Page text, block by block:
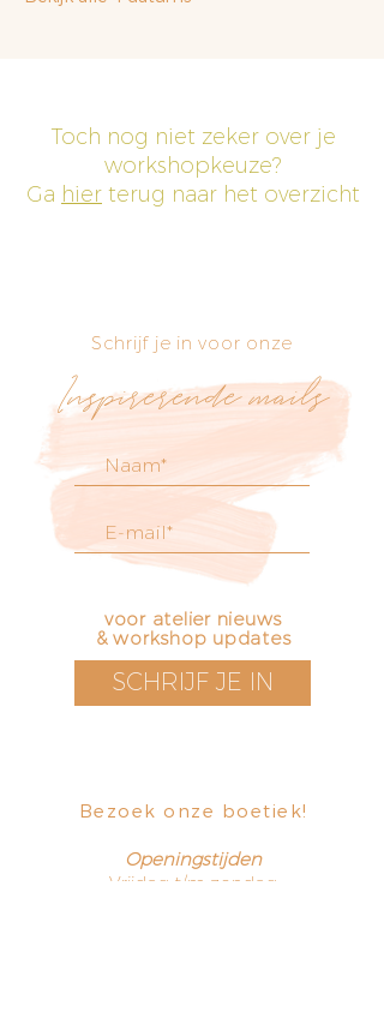
Toch nog niet zeker over je
workshopkeuze?
Ga hier terug naar het overzicht
Schrijf je in voor onze
Inspirerende mails
voor atelier nieuws
& workshop updates
SCHRIJF JE IN
Bezoek onze boetiek​!
Openingstijden
Vrijdag t/m zondag